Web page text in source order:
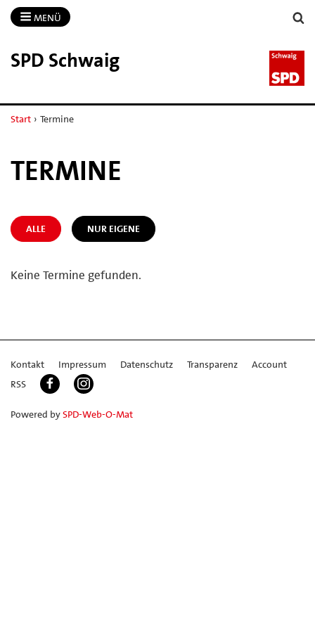
MENÜ
SPD Schwaig
Start › Termine
TERMINE
ALLE NUR EIGENE
Keine Termine gefunden.
Kontakt Impressum Datenschutz Transparenz
Account
RSS
Powered bySPD-Web-O-Mat